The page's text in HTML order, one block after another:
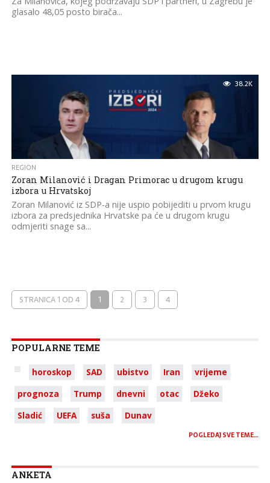
glasalo 48,05 posto birača...
38.2K
REGION
Zoran Milanović i Dragan Primorac u drugom krugu
izbora u Hrvatskoj
Zoran Milanović iz SDP-a nije uspio pobijediti u prvom krugu
izbora za predsjednika Hrvatske pa će u drugom krugu
odmjeriti snage sa...
STRANICA 1 OD 4 1 2 3 4
POPULARNE TEME
horoskop SAD ubistvo Iran
vrijeme
prognoza
Trump dnevni otac
Džeko
Sladić
UEFA suša Dunav
POGLEDAJ SVE TEME…
ANKETA